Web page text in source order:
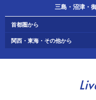
三島・沼津・
首都圏から
関西・東海・その他から